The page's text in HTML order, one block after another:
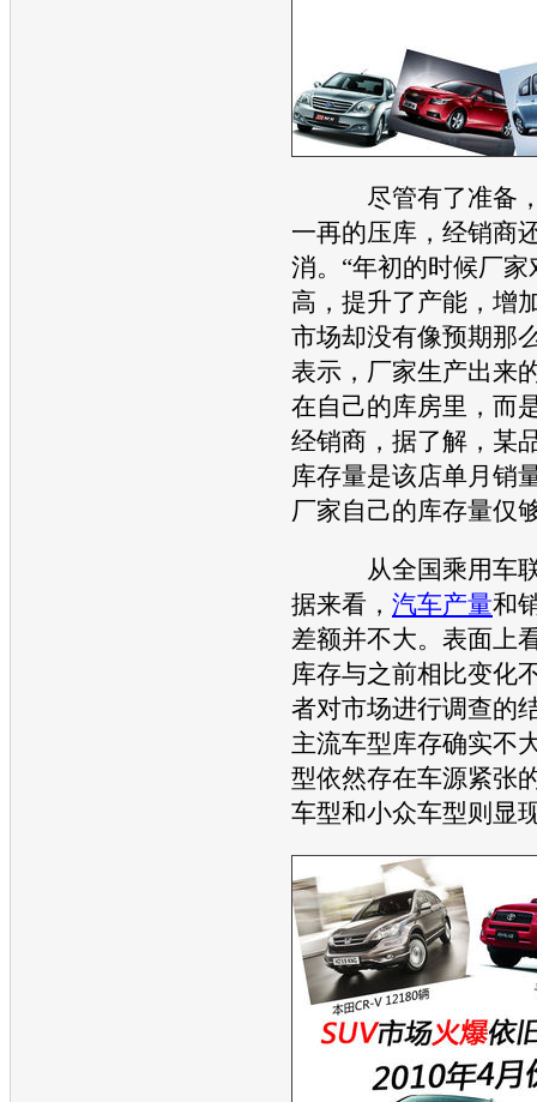
尽管有了准备，
一再的压库，经销商
消。“年初的时候厂
高，提升了产能 ，增
市场却没有像预期那
表示，厂家生产出来
在自己的库房里，而
经销商，据了解，某
库存量是该店单月销
厂家自己的库存量仅
从全国乘用车联
据来看， 汽车产量和
差额并不大。表面上
库存与之前相比变化
者对市场进行调查的
主流车型库存确实不
型依然存在车源紧张
车型和小众车型则显